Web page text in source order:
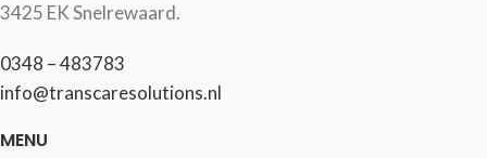
3425 EK Snelrewaard.
0348 – 483783
info@transcaresolutions.nl
MENU